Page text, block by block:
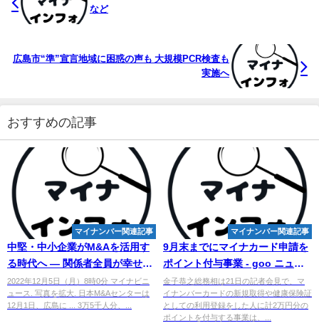
など
広島市“準”宣言地域に困惑の声も 大規模PCR検査も
実施へ
おすすめの記事
マイナンバー関連記事
中堅・中小企業がM&Aを活用す
る時代へ ― 関係者全員が幸せに
なるM&Aとは?
2022年12月5日（月）8時0分 マイナビニ
ュース. 写真を拡大. 日本M&Aセンターは
12月1日、広島に ... 3万5千人分、...
マイナンバー関連記事
9月末までにマイナカード申請を
ポイント付与事業 - goo ニュー
ス
金子恭之総務相は21日の記者会見で、マ
イナンバーカードの新規取得や健康保険証
としての利用登録をした人に計2万円分の
ポイントを付与する事業は、...